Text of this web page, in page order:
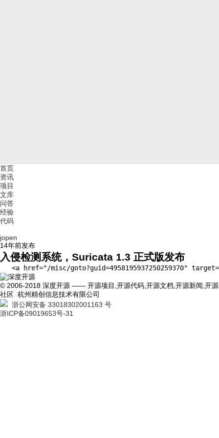
首页
资讯
项目
文库
问答
经验
代码
jopen
14年前发布
入侵检测系统，Suricata 1.3 正式版发布
<a href="/misc/goto?guid=4958195937250259370"
© 2006-2018 深度开源 —— 开源项目,开源代码,开源文档,开源新闻,开源
社区 杭州精创信息技术有限公司
浙公网安备 33018302001163 号
浙ICP备09019653号-31